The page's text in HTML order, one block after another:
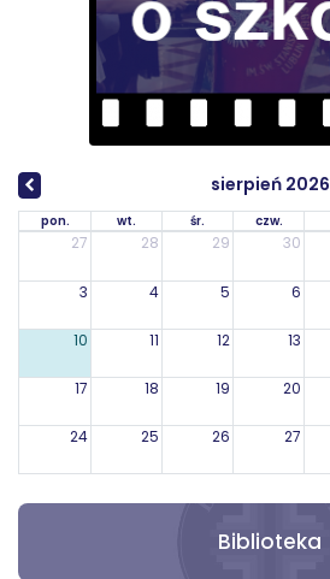
sierpień 2026
pon. wt. śr. czw.
27 28 29 30
3 4 5 6
10 11 12 13
17 18 19 20
24 25 26 27
Biblioteka